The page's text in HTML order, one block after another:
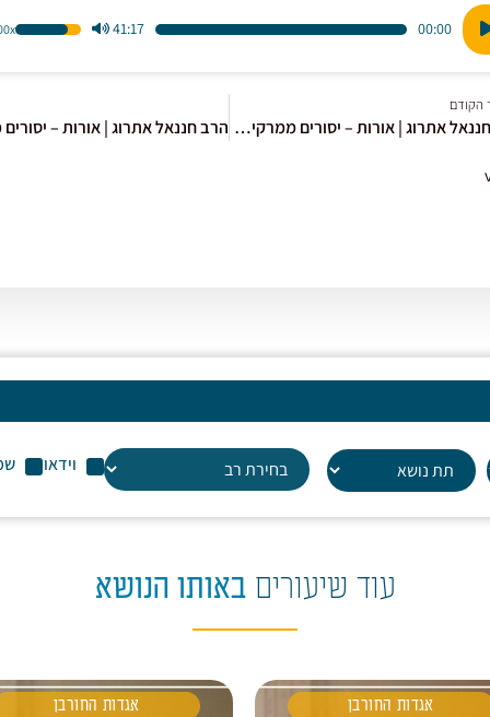
00:00
41:17
1.00x
הקודם
הרב חננאל אתרוג | אורות – יסורים ממרקים [4]
וידאו
עוד שיעורים באותו הנושא
אגדות החורבן אגדות החורבן